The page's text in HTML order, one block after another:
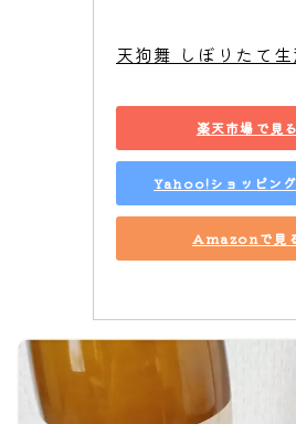
天狗舞 しぼりたて生
楽天市場で見る
Yahoo!ショッピン
Amazonで見